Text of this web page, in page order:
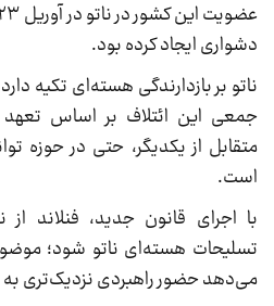
دشواری ایجاد کرده بود.
ناتو بر بازدارندگی هسته‌ای تکیه
جمعی این ائتلاف بر اساس
متقابل از یکدیگر، حتی در حوزه
است.
با اجرای قانون جدید، فنلاند از
تسلیحات هسته‌ای ناتو شود؛
می‌دهد حضور راهبردی نزدیک‌تری